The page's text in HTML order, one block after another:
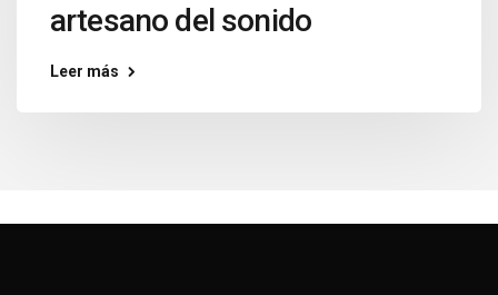
artesano del sonido
Leer más